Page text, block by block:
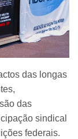
das longas
das
sindical
federais.